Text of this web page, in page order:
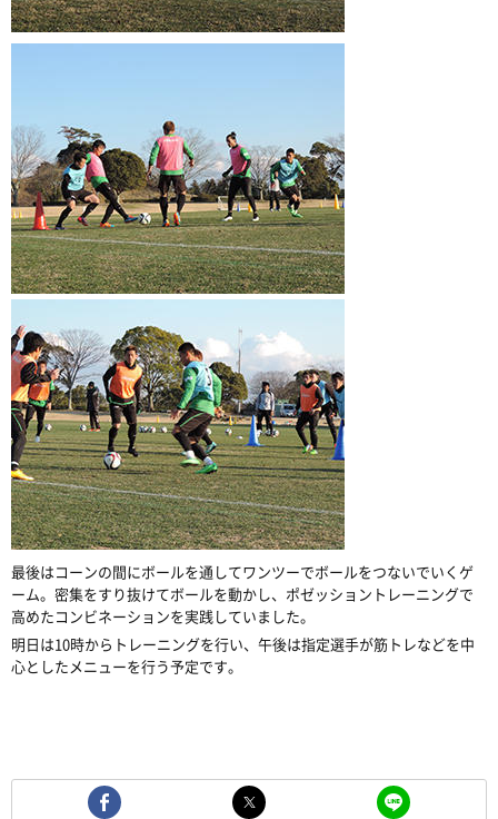
最後はコーンの間にボールを通してワンツーでボールをつないでいくゲ
ーム。密集をすり抜けてボールを動かし、ポゼッショントレーニングで
高めたコンビネーションを実践していました。
明日は10時からトレーニングを行い、午後は指定選手が筋トレなどを中
心としたメニューを行う予定です。